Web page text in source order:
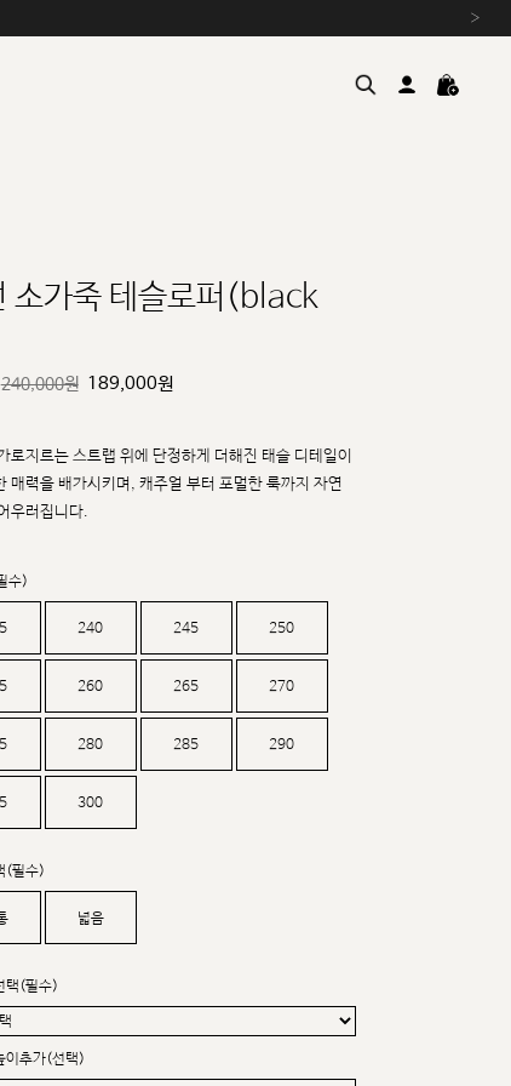
›
소가죽 테슬로퍼(black
240,000원 189,000원
로지르는 스트랩 위에 단정하게 더해진 태슬 디테일이
매력을 배가시키며, 캐주얼 부터 포멀한 룩까지 자연
우러집니다.
수)
240 245 250
260 265 270
280 285 290
300
(필수)
넓음
택(필수)
이추가(선택)